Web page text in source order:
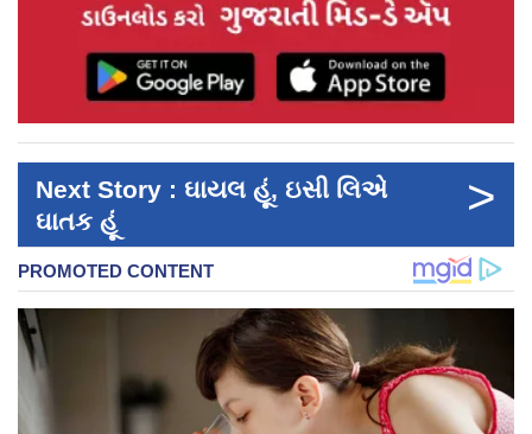
Next Story : ઘાયલ હૂં, ઇસી લિએ
ઘાતક હૂં
>